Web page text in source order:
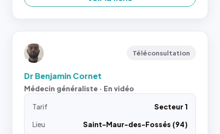
Téléconsultation
Dr Benjamin Cornet
Médecin généraliste · En vidéo
Tarif
Secteur 1
Lieu
Saint-Maur-des-Fossés (94)